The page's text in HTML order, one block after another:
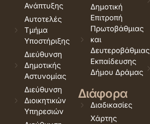
Ανάπτυξης
Αυτοτελές
Τμήμα
Υποστήριξης
Διεύθυνση
Δημοτικής
Αστυνομίας
Διεύθυνση
Διοικητικών
Υπηρεσιών
Δημοτική
Επιτροπή
Πρωτοβάθμιας
και
Δευτεροβάθμιας
Εκπαίδευσης
Δήμου Δράμας
Διάφορα
Διαδικασίες
Χάρτης